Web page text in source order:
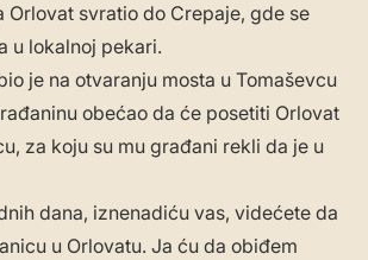
Orlovat svratio do Crepaje, gde se
u lokalnoj pekari.
je na otvaranju mosta u Tomaševcu
obećao da će posetiti Orlovat
za koju su mu građani rekli da je u
dana, iznenadiću vas, videćete da
u Orlovatu. Ja ću da obiđem